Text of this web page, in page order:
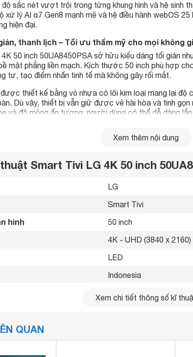
sắc nét vượt trội trong từng khung hình và hệ sinh
xử lý AI α7 Gen8 mạnh mẽ và hệ điều hành webOS
hiện đại.
thanh lịch – Tối ưu thẩm mỹ cho mọi không
4K 50 inch 50UA8450PSA sở hữu kiểu dáng tối giản
mặt phẳng liền mạch. Kích thước 50 inch phù hợp
tư, tạo điểm nhấn tinh tế mà không gây rối mắt.
thiết kế bằng vỏ nhựa có lõi kim loại mang lại độ
Dù vậy, thiết bị vẫn giữ được vẻ hài hòa và tinh
và độ mỏng ấn tượng, người dùng có thể dễ dàng
Xem thêm nội dung
Smart Tivi LG 4K 50 inch
LG
Smart Tivi
hình 50 inch
4K - UHD (3840 x 2160)
LED
Indonesia
2025
Xem chi tiết thông số kĩ
QUAN